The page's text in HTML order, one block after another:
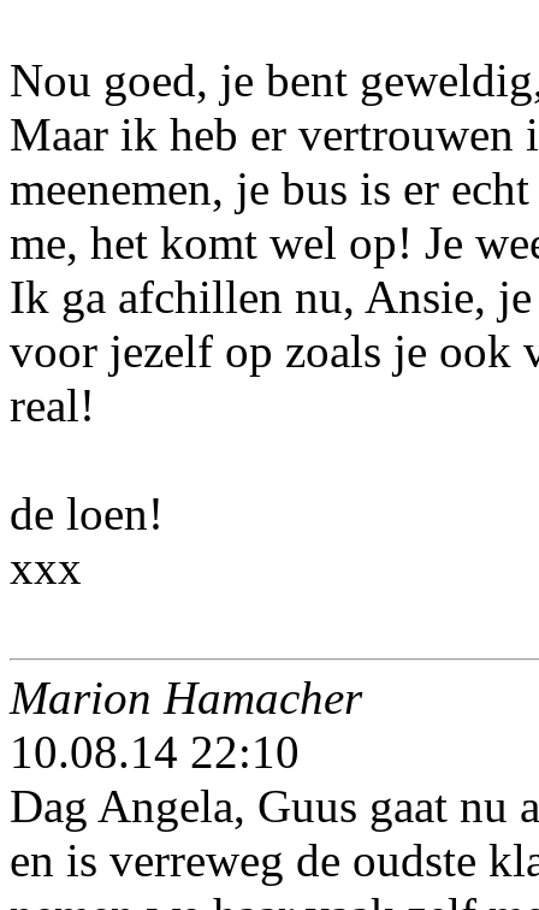
Nou goed, je bent
Maar ik heb er vertrouwen
meenemen, je bus is er
me, het komt wel op! Je
Ik ga afchillen nu, Ansie,
voor jezelf op zoals je ook
real!
de loen!
xxx
Marion Hamacher
10.08.14 22:10
Dag Angela, Guus gaat nu
en is verreweg de oudste